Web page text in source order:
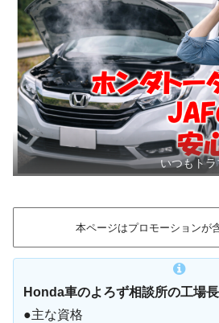
いつもト
本ページはプロモーションが
Honda車のよろず相談所の工場
●主な資格